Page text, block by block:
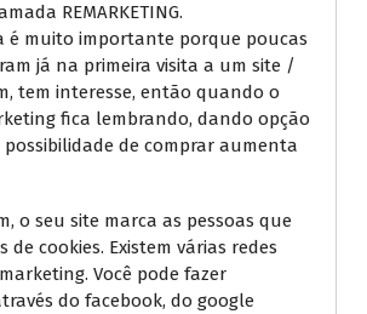
REMARKETING.
é muito importante porque poucas
já na primeira visita a um site /
tem interesse, então quando o
fica lembrando, dando opção
possibilidade de comprar aumenta
o seu site marca as pessoas que
de cookies. Existem várias redes
Você pode fazer
do facebook, do google